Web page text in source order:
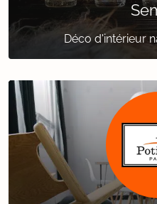
Déco d'intérieur